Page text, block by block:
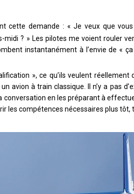
cette demande : « Je veux que
midi ? » Les pilotes me voient rouler
instantanément à l’envie de «
», ce qu’ils veulent
avion à train classique. Il n’y a pas
conversation en les préparant à
les compétences nécessaires plus